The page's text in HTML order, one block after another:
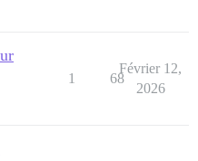
1 68
Février 12,
2026